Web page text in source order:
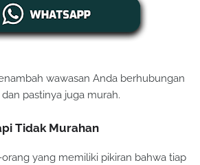
wawasan Anda berhubungan
pastinya juga murah.
Tidak Murahan
yang memiliki pikiran bahwa tiap